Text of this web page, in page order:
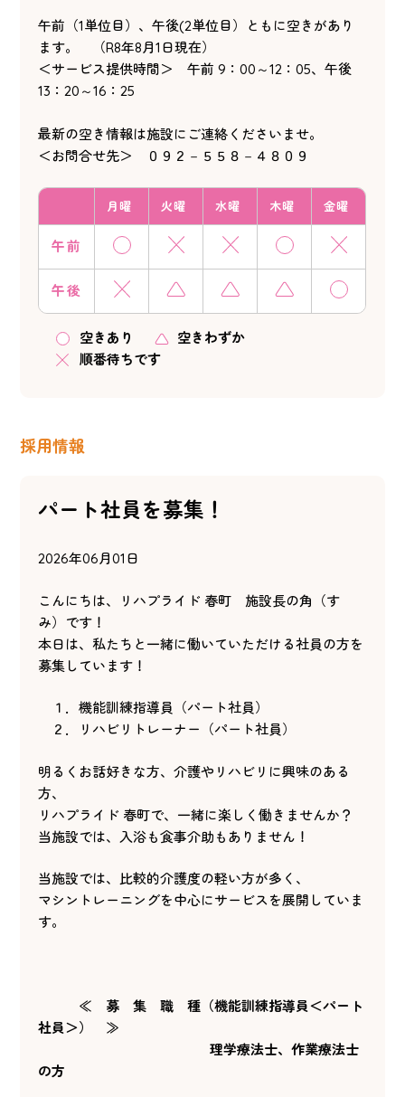
午前（1単位目）、午後(2単位目）ともに空きがあり
ます。 （R8年8月1日現在）
＜サービス提供時間＞ 午前 9：00～12：05、午後
13：20～16：25
最新の空き情報は施設にご連絡くださいませ。
＜お問合せ先＞ ０９２－５５８－４８０９
月曜 火曜 水曜 木曜 金曜
午前
午後
空きあり
空きわずか
順番待ちです
採用情報
パート社員を募集！
2026年06月01日
こんにちは、リハプライド 春町 施設長の角（す
み）です！
本日は、私たちと一緒に働いていただける社員の方を
募集しています！
１．機能訓練指導員（パート社員）
２．リハビリトレーナー（パート社員）
明るくお話好きな方、介護やリハビリに興味のある
方、
リハプライド 春町で、一緒に楽しく働きませんか？
当施設では、入浴も食事介助もありません！
当施設では、比較的介護度の軽い方が多く、
マシントレーニングを中心にサービスを展開していま
す。
≪ 募 集 職 種（機能訓練指導員＜パート
社員＞） ≫
理学療法士、作業療法士
の方